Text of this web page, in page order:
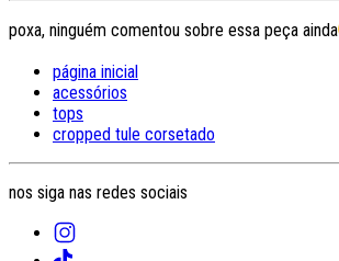
poxa, ninguém comentou sobre essa peça ainda
página inicial
acessórios
tops
cropped tule corsetado
nos siga nas redes sociais